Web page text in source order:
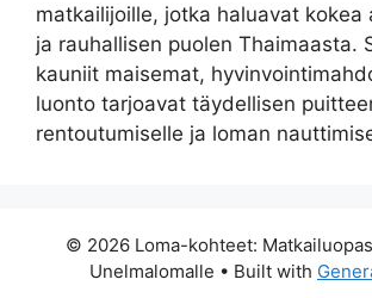
matkailijoille, jotka haluavat kokea
ja rauhallisen puolen Thaimaasta.
kauniit maisemat,
luonto tarjoavat täydellisen
rentoutumiselle ja loman
© 2026 Loma-kohteet:
Unelmalomalle • Built with